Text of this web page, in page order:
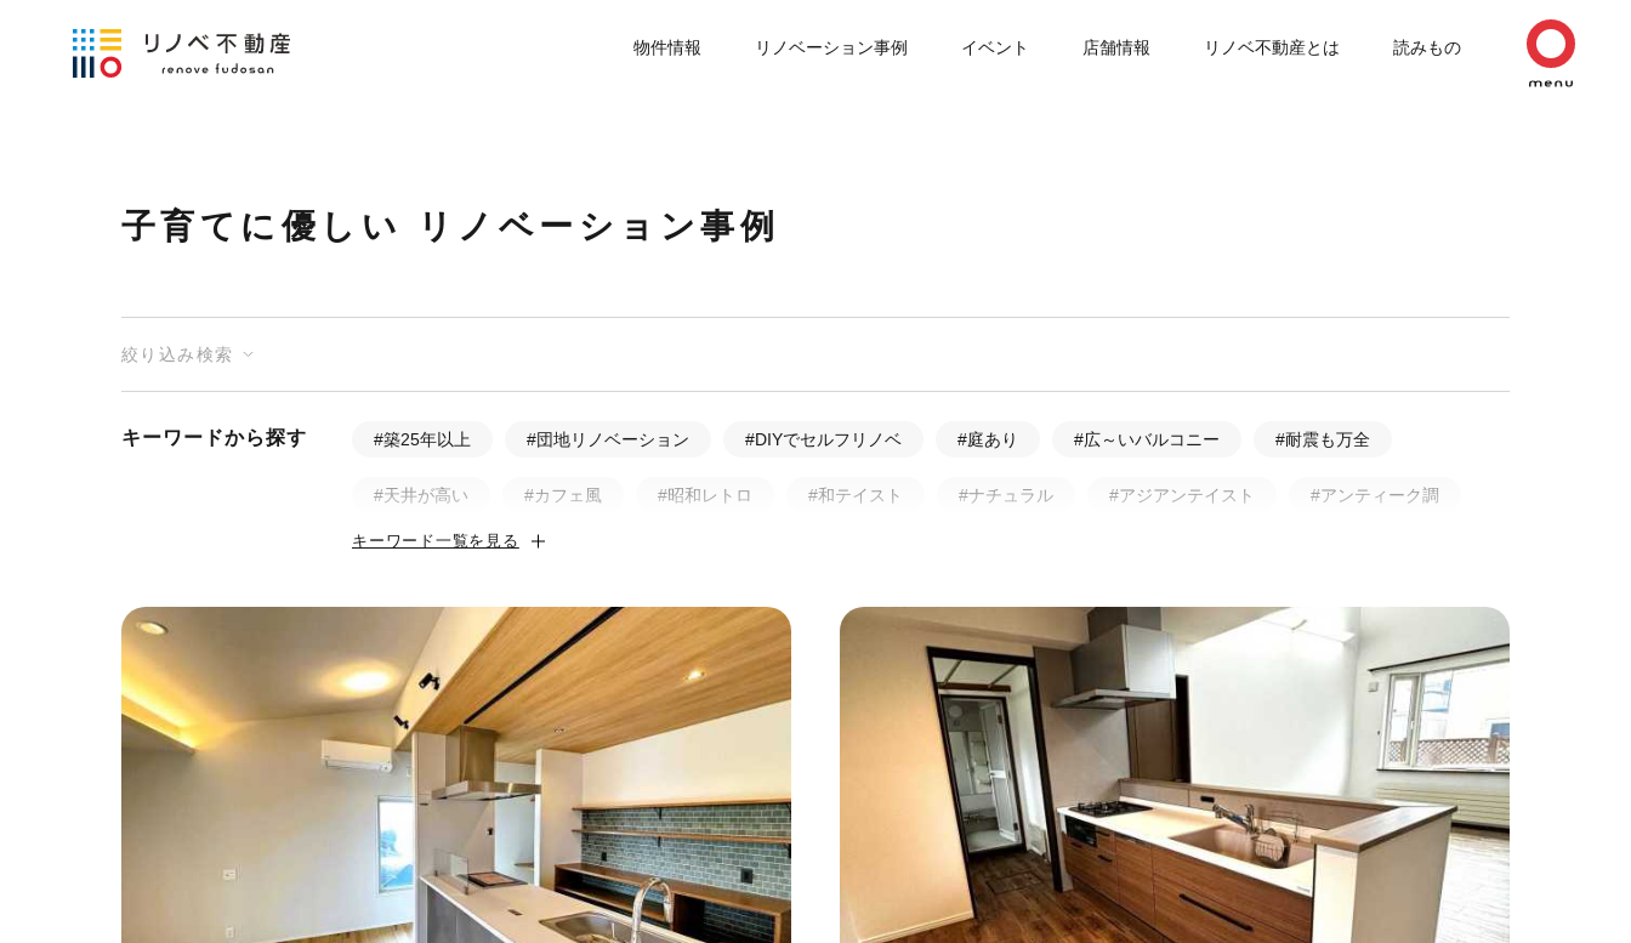
物件情報 リノベーション事例 イベント 店舗情報 リノベ不動産とは 読みもの
子育てに優しい リノベーション事例
絞り込み検索
キーワードから探す #築25年以上 #団地リノベーション #DIYでセルフリノベ #庭あり #広～いバルコニー #耐震も万全
#天井が高い #カフェ風 #昭和レトロ #和テイスト #ナチュラル #アジアンテイスト #アンティーク調
#ハンモック #コンクリート壁
#自転車収納 #作り付けの家具 #あえて古材 #黒板 #無垢の木 #タイル #壁一面本棚 #ヘリンボーン床
#ひとり暮らし #ふたり暮らし #子育てに優しい #スローライフ #自宅で仕事
#ガーデニング #都心に暮らす #下町に暮らす #眺望最高 #水辺の住まい #緑がいっぱい #300万円以下
キーワード一覧を見る